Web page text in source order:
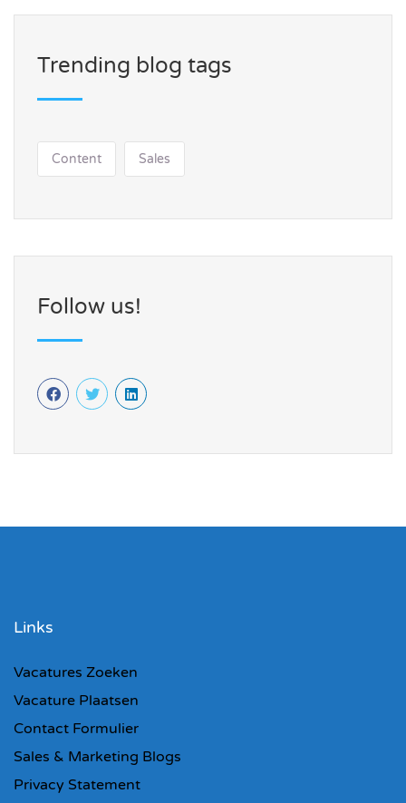
Trending blog tags
Content Sales
Follow us!
Links
Vacatures Zoeken
Vacature Plaatsen
Contact Formulier
Sales & Marketing Blogs
Privacy Statement